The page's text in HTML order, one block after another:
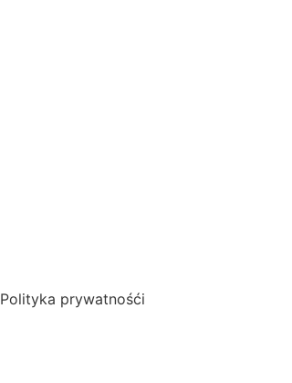
Polityka prywatnośći